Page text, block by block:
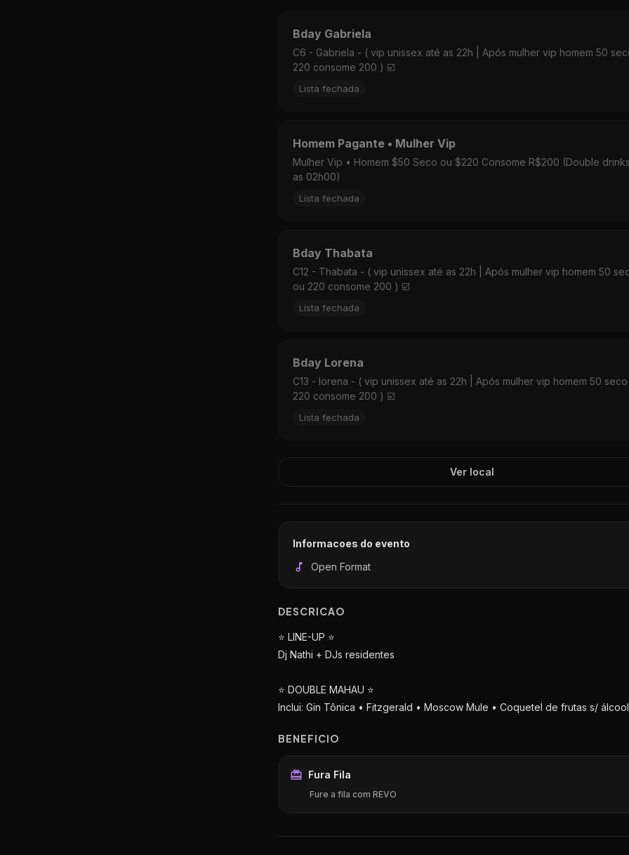
Bday Gabriela
C6 - Gabriela - ( vip unissex até as 22h | Após mulher vip homem 50
220 consome 200 ) ☑️
Lista fechada
Homem Pagante • Mulher Vip
Mulher Vip • Homem $50 Seco ou $220 Consome R$200 (Double
as 02h00)
Lista fechada
Bday Thabata
C12 - Thabata - ( vip unissex até as 22h | Após mulher vip homem 50
ou 220 consome 200 ) ☑️
Lista fechada
Bday Lorena
C13 - lorena - ( vip unissex até as 22h | Após mulher vip homem 50
220 consome 200 ) ☑️
Lista fechada
Ver local
Informacoes do evento
Open Format
DESCRICAO
⭐️ LINE-UP ⭐️
Dj Nathi + DJs residentes
⭐️ DOUBLE MAHAU ⭐️
Inclui: Gin Tônica • Fitzgerald • Moscow Mule • Coquetel de frutas s/ álcool
BENEFICIO
Fura Fila
Fure a fila com REVO